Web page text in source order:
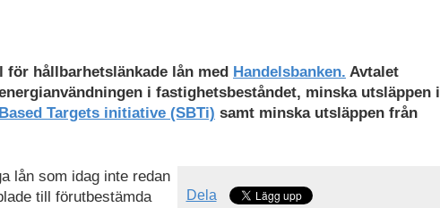
hållbarhetslänkade lån med Handelsbanken. Avtalet
i fastighetsbeståndet, minska utsläppen i
Targets initiative (SBTi) samt minska utsläppen från
Dela
lån som idag inte redan
till förutbestämda